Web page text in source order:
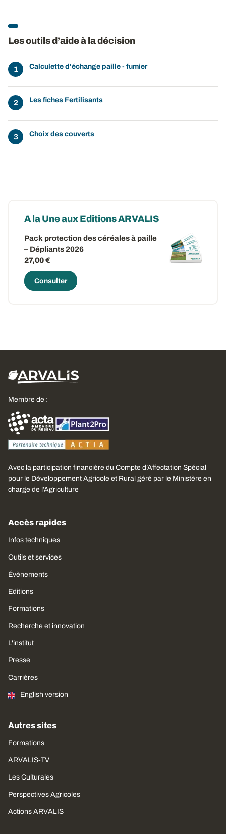
Les outils d’aide à la décision
Calculette d'échange paille - fumier
Les fiches Fertilisants
Choix des couverts
A la Une aux Editions ARVALIS
Pack protection des céréales à paille
– Dépliants 2026
27,00 €
Consulter
Membre de :
Avec la participation financière du Compte d’Affectation Spécial
pour le Développement Agricole et Rural géré par le Ministère en
charge de l’Agriculture
Accès rapides
Infos techniques
Outils et services
Évènements
Editions
Formations
Recherche et innovation
L'institut
Presse
Carrières
English version
Autres sites
Formations
ARVALIS-TV
Les Culturales
Perspectives Agricoles
Actions ARVALIS